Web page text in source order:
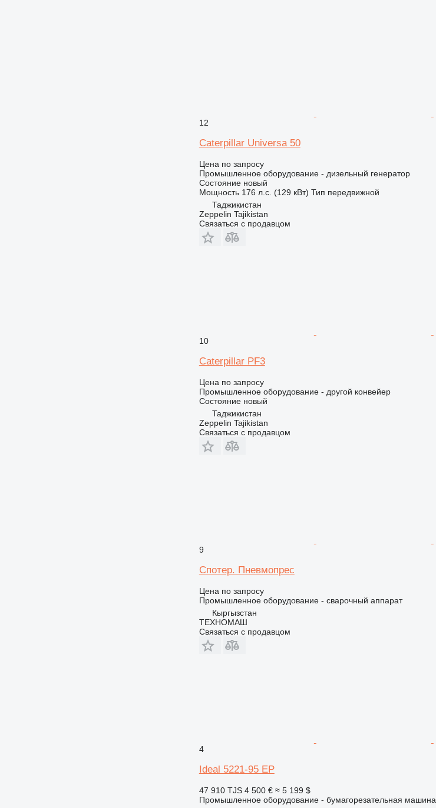
12
Caterpillar Universa 50
Цена по запросу
Промышленное оборудование - дизельный генератор
Состояниеновый
Мощность 176 л.с. (129 кВт) Тип передвижной
Таджикистан
Zeppelin Tajikistan
Связаться с продавцом
10
Caterpillar PF3
Цена по запросу
Промышленное оборудование - другой конвейер
Состояниеновый
Таджикистан
Zeppelin Tajikistan
Связаться с продавцом
9
Спотер. Пневмопрес
Цена по запросу
Промышленное оборудование - сварочный аппарат
Кыргызстан
ТЕХНОМАШ
Связаться с продавцом
4
Ideal 5221-95 EP
47 910 TJS 4 500 € ≈ 5 199 $
Промышленное оборудование - бумагорезательная машина